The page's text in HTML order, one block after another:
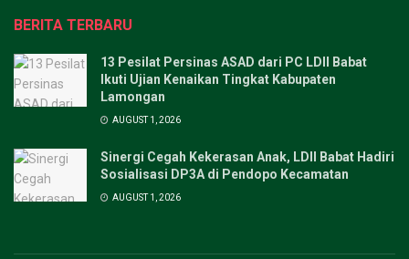
BERITA TERBARU
13 Pesilat Persinas ASAD dari PC LDII Babat
Ikuti Ujian Kenaikan Tingkat Kabupaten
Lamongan
AUGUST 1, 2026
Sinergi Cegah Kekerasan Anak, LDII Babat Hadiri
Sosialisasi DP3A di Pendopo Kecamatan
AUGUST 1, 2026